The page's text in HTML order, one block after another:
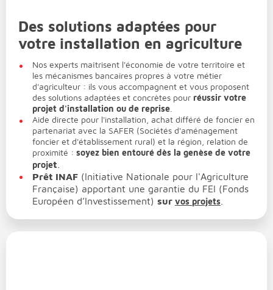
Des solutions adaptées pour
votre installation en agriculture
Nos experts maîtrisent l'économie de votre territoire et
les mécanismes bancaires propres à votre métier
d'agriculteur : ils vous accompagnent et vous proposent
des solutions adaptées et concrètes pour réussir votre
projet d'installation ou de reprise
Aide directe pour l'installation, achat différé de foncier en
partenariat avec la SAFER (Sociétés d'aménagement
foncier et d'établissement rural) et la région, relation de
proximité : soyez bien entouré dès la genèse de votre
projet
Prêt INAF (Initiative Nationale pour l'Agriculture
Française) apportant une garantie du FEI (Fonds
Européen d’Investissement) sur vos projets